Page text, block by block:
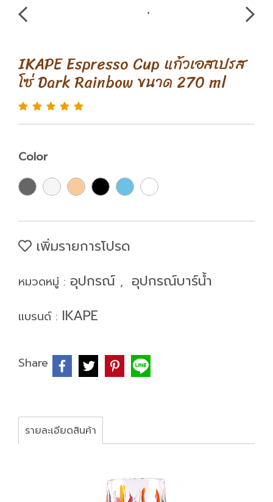
IKAPE Espresso Cup แก้วเอสเปรส
โซ่ Dark Rainbow ขนาด 270 ml
Color
เพิ่มรายการโปรด
หมวดหมู่ : อุปกรณ์ , อุปกรณ์บาร์น้ำ
แบรนด์ : IKAPE
Share
รายละเอียดสินค้า